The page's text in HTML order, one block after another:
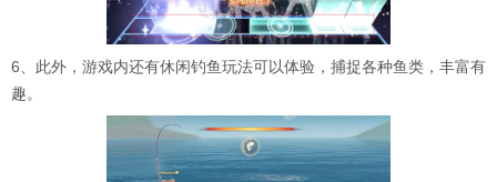
6、此外，游戏内还有休闲钓鱼玩法可以体验，捕捉各种鱼类，丰富有
趣。